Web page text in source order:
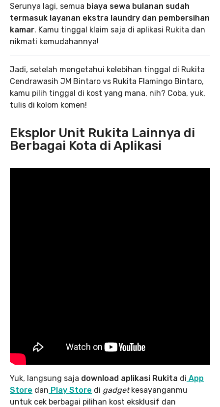
Serunya lagi, semua biaya sewa bulanan sudah
termasuk layanan ekstra laundry dan pembersihan
kamar. Kamu tinggal klaim saja di aplikasi Rukita dan
nikmati kemudahannya!
Jadi, setelah mengetahui kelebihan tinggal di Rukita
Cendrawasih JM Bintaro vs Rukita Flamingo Bintaro,
kamu pilih tinggal di kost yang mana, nih? Coba, yuk,
tulis di kolom komen!
Eksplor Unit Rukita Lainnya di
Berbagai Kota di Aplikasi
Yuk, langsung saja download aplikasi Rukita di App
Store dan Play Store di gadgetkesayanganmu
untuk cek berbagai pilihan kost eksklusif dan